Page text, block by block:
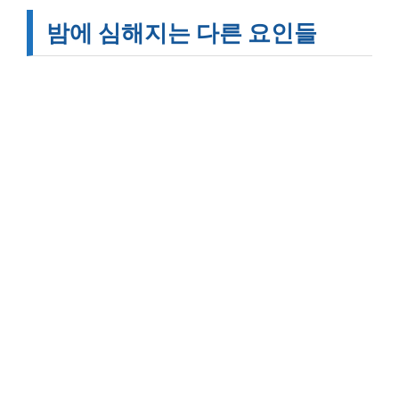
밤에 심해지는 다른 요인들